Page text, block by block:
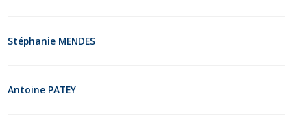
Stéphanie MENDES
Antoine PATEY